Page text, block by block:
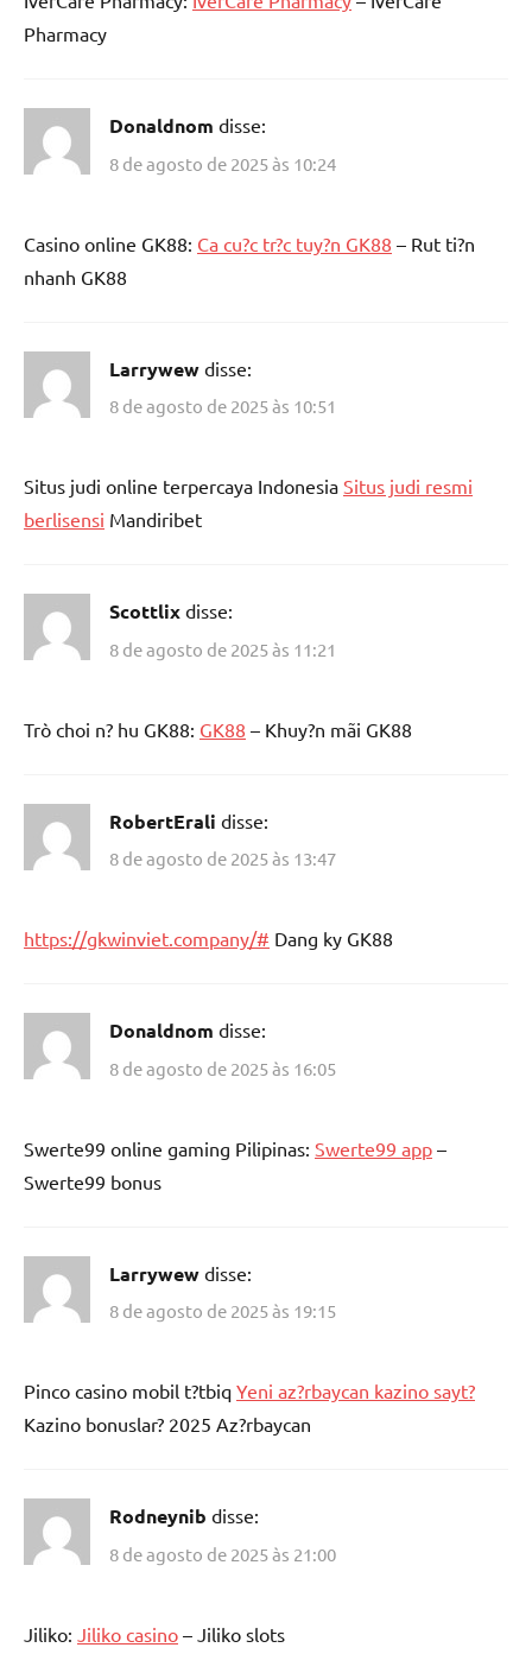
Pharmacy
Donaldnom disse:
8 de agosto de 2025 às 10:24
Casino online GK88: Ca cu?c tr?c tuy?n GK88 – Rut ti?n
nhanh GK88
Larrywew disse:
8 de agosto de 2025 às 10:51
Situs judi online terpercaya Indonesia Situs judi resmi
berlisensi Mandiribet
Scottlix disse:
8 de agosto de 2025 às 11:21
Trò choi n? hu GK88: GK88 – Khuy?n mãi GK88
RobertErali disse:
8 de agosto de 2025 às 13:47
https://gkwinviet.company/# Dang ky GK88
Donaldnom disse:
8 de agosto de 2025 às 16:05
Swerte99 online gaming Pilipinas: Swerte99 app –
Swerte99 bonus
Larrywew disse:
8 de agosto de 2025 às 19:15
Pinco casino mobil t?tbiq Yeni az?rbaycan kazino sayt?
Kazino bonuslar? 2025 Az?rbaycan
Rodneynib disse:
8 de agosto de 2025 às 21:00
Jiliko: Jiliko casino – Jiliko slots